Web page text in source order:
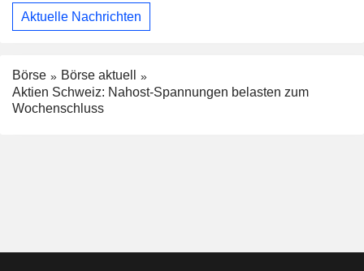
Aktuelle Nachrichten
Börse
Börse aktuell
Aktien Schweiz: Nahost-Spannungen belasten zum
Wochenschluss